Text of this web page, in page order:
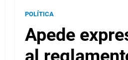
POLÍTICA
Apede